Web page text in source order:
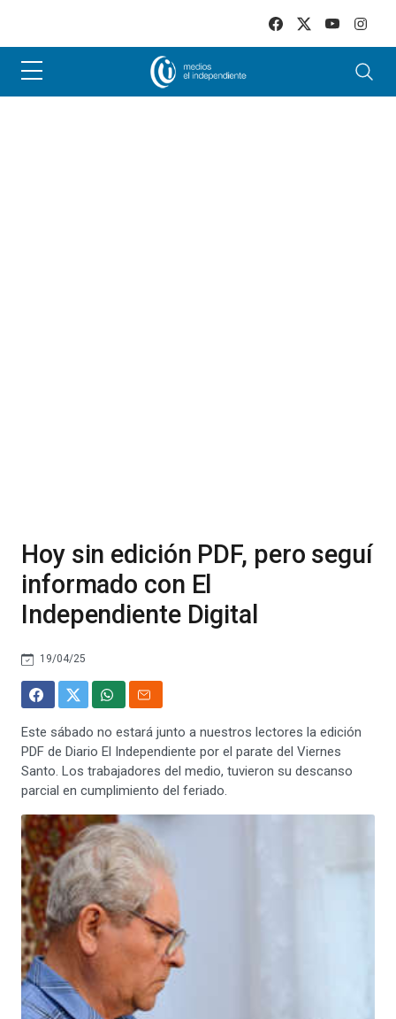
Hoy sin edición PDF, pero seguí
informado con El
Independiente Digital
19/04/25
Este sábado no estará junto a nuestros lectores la edición
PDF de Diario El Independiente por el parate del Viernes
Santo. Los trabajadores del medio, tuvieron su descanso
parcial en cumplimiento del feriado.